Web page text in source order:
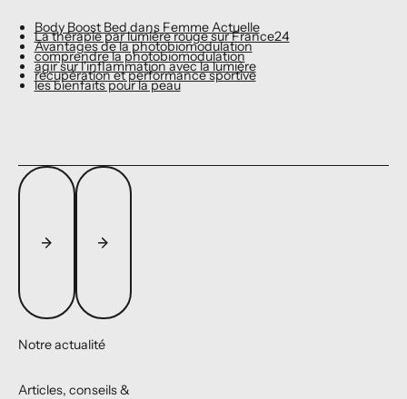
Body Boost Bed dans Femme Actuelle
La thérapie par lumière rouge sur France24
Avantages de la photobiomodulation
comprendre la photobiomodulation
agir sur l'inflammation avec la lumière
récupération et performance sportive
les bienfaits pour la peau
Notre actualité
Articles, conseils &